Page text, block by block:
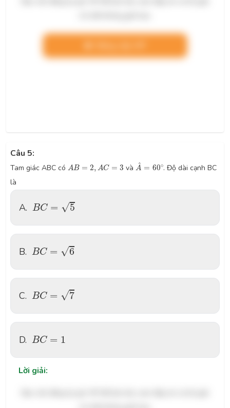
Câu 5:
Tam giác ABC có AB = 2, AC = 3
A B=2 A C=3 và ^
A = 60∘
A 60∘
. Độ dài cạnh BC
là
A. BC = √5
BC=
B. BC = √6
BC=
C. BC = √7
BC=
D. BC = 1
BC=
Lời giải: